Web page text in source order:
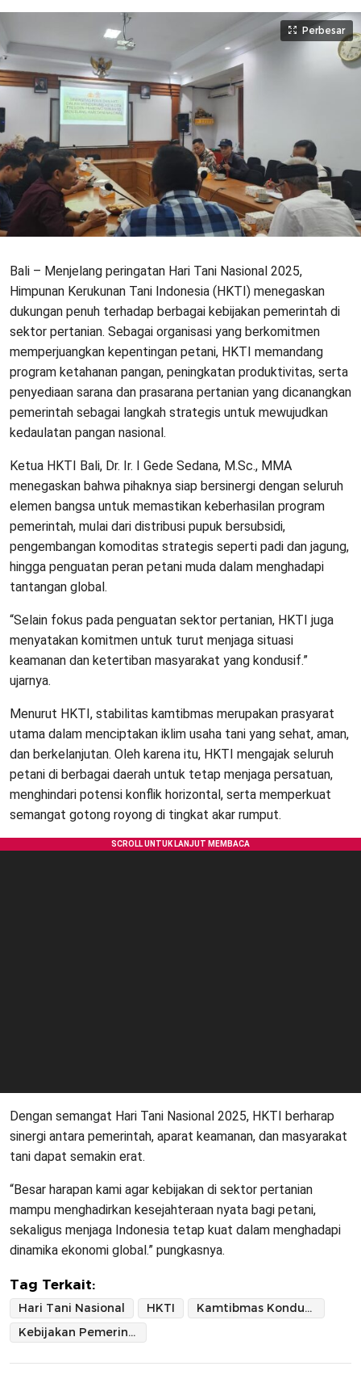
Perbesar
Bali – Menjelang peringatan Hari Tani Nasional 2025,
Himpunan Kerukunan Tani Indonesia (HKTI) menegaskan
dukungan penuh terhadap berbagai kebijakan pemerintah di
sektor pertanian. Sebagai organisasi yang berkomitmen
memperjuangkan kepentingan petani, HKTI memandang
program ketahanan pangan, peningkatan produktivitas, serta
penyediaan sarana dan prasarana pertanian yang dicanangkan
pemerintah sebagai langkah strategis untuk mewujudkan
kedaulatan pangan nasional.
Ketua HKTI Bali, Dr. Ir. I Gede Sedana, M.Sc., MMA
menegaskan bahwa pihaknya siap bersinergi dengan seluruh
elemen bangsa untuk memastikan keberhasilan program
pemerintah, mulai dari distribusi pupuk bersubsidi,
pengembangan komoditas strategis seperti padi dan jagung,
hingga penguatan peran petani muda dalam menghadapi
tantangan global.
“Selain fokus pada penguatan sektor pertanian, HKTI juga
menyatakan komitmen untuk turut menjaga situasi
keamanan dan ketertiban masyarakat yang kondusif.”
ujarnya.
Menurut HKTI, stabilitas kamtibmas merupakan prasyarat
utama dalam menciptakan iklim usaha tani yang sehat, aman,
dan berkelanjutan. Oleh karena itu, HKTI mengajak seluruh
petani di berbagai daerah untuk tetap menjaga persatuan,
menghindari potensi konflik horizontal, serta memperkuat
semangat gotong royong di tingkat akar rumput.
Dengan semangat Hari Tani Nasional 2025, HKTI berharap
sinergi antara pemerintah, aparat keamanan, dan masyarakat
tani dapat semakin erat.
“Besar harapan kami agar kebijakan di sektor pertanian
mampu menghadirkan kesejahteraan nyata bagi petani,
sekaligus menjaga Indonesia tetap kuat dalam menghadapi
dinamika ekonomi global.” pungkasnya.
Tag Terkait:
Hari Tani Nasional HKTI
Kamtibmas Kondusif
Kebijakan Pemerintah